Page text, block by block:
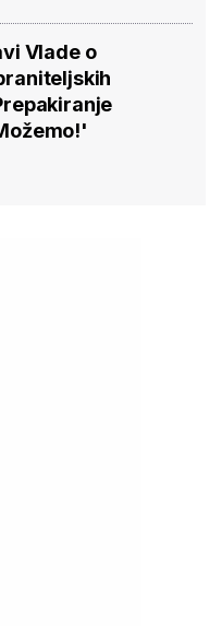
Vlade o